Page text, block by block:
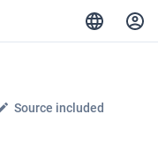
Source included